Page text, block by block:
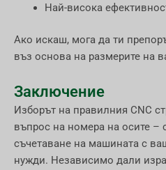
Най-висока
Ако искаш, мога да ти
въз основа на размерите на
Заключение
Изборът на правилния CNC
въпрос на номера на осите –
съчетаване на машината с
нужди. Независимо дали